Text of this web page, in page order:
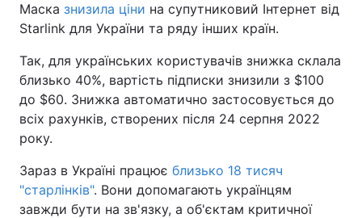
Маска знизила ціни на супутниковий Інтернет від
Starlink для України та ряду інших країн.
Так, для українських користувачів знижка склала
близько 40%, вартість підписки знизили з $100
до $60. Знижка автоматично застосовується до
всіх рахунків, створених після 24 серпня 2022
року.
Зараз в Україні працює близько 18 тисяч
"старлінків". Вони допомагають українцям
завжди бути на зв'язку, а об'єктам критичної